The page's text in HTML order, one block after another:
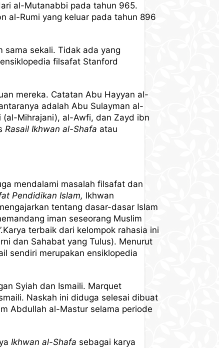
al-Mutanabbi pada tahun 965.
al-Rumi yang keluar pada tahun 896
sama sekali. Tidak ada yang
filsafat Stanford
mereka. Catatan Abu Hayyan al-
adalah Abu Sulayman al-
Mihrajani), al-Awfi, dan Zayd ibn
Rasail Ikhwan al-Shafa atau
mendalami masalah filsafat dan
Pendidikan Islam, Ikhwan
tentang dasar-dasar Islam
iman seseorang Muslim
terbaik dari kelompok rahasia ini
dan Sahabat yang Tulus). Menurut
sendiri merupakan ensiklopedia
Syiah dan Ismaili. Marquet
Naskah ini diduga selesai dibuat
Abdullah al-Mastur selama periode
Ikhwan al-Shafa sebagai karya